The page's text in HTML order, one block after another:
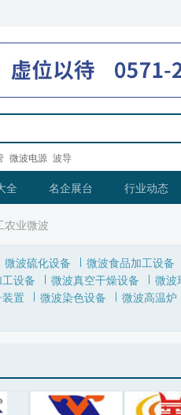
微波电源 波导
全 名企展台 行业动态
农业微波
微波硫化设备
微波食品加工设备
设备 微波真空干燥设备
微波
置 微波染色设备
微波高温炉